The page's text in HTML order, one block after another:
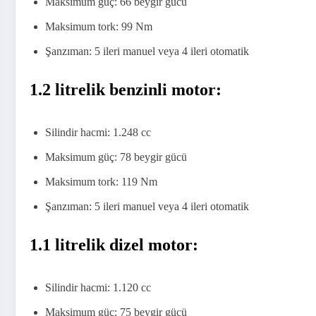
Maksimum tork: 99 Nm
Şanzıman: 5 ileri manuel veya 4 ileri otomatik
1.2 litrelik benzinli motor:
Silindir hacmi: 1.248 cc
Maksimum güç: 78 beygir gücü
Maksimum tork: 119 Nm
Şanzıman: 5 ileri manuel veya 4 ileri otomatik
1.1 litrelik dizel motor:
Silindir hacmi: 1.120 cc
Maksimum güç: 75 beygir gücü